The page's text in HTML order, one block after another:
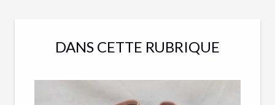
DANS CETTE RUBRIQUE